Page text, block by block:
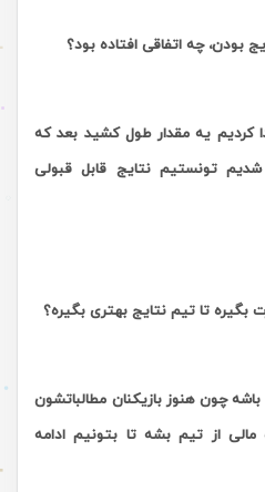
بودن، چه اتفاقی افتاده بود؟
کردیم یه مقدار طول کشید بعد که
شدیم تونستیم نتایج قابل قبولى
تا تیم نتایج بهتری بگیره؟
چون هنوز بازیکنان مطالباتشون
از تیم بشه تا بتونیم ادامه